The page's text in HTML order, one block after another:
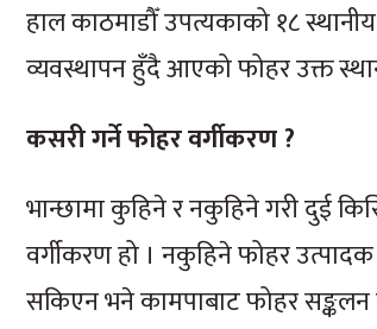
हाल काठमाडौँ उपत्यकाको १८
व्यवस्थापन हुँदै आएको फोहर उक्त
कसरी गर्ने फोहर वर्गीकरण ?
भान्छामा कुहिने र नकुहिने गरी दुई
वर्गीकरण हो । नकुहिने फोहर
सकिएन भने कामपाबाट फोहर सङ्कलन